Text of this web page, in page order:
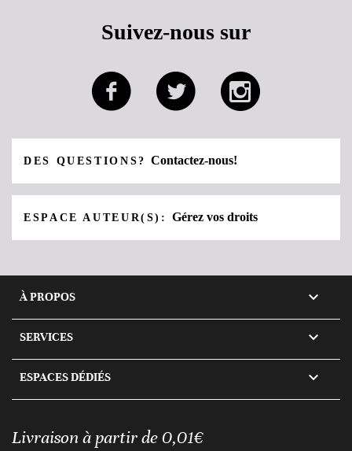
Suivez-nous sur
DES QUESTIONS?Contactez-nous!
ESPACE AUTEUR(S):Gérez vos droits
À PROPOS 
SERVICES 
ESPACES DÉDIÉS 
Livraison à partir de 0,01€